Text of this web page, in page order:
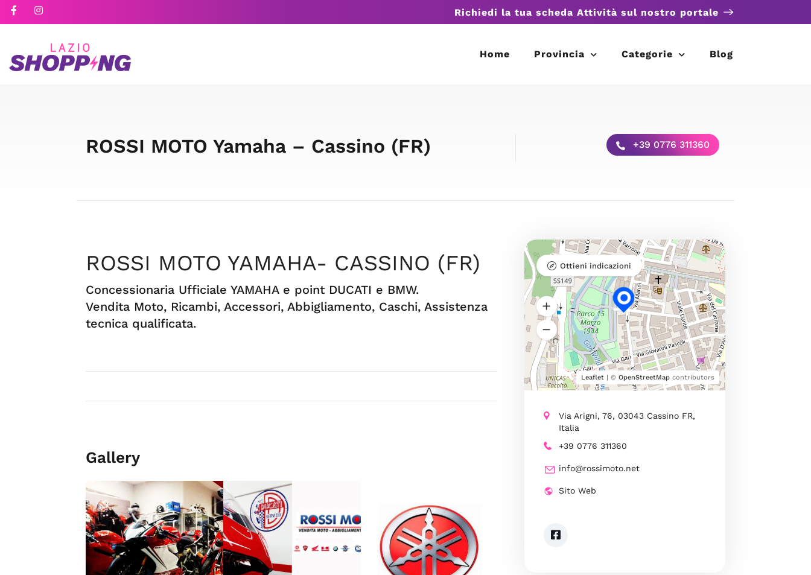
Richiedi la tua scheda Attività sul nostro portale
Home Provincia Categorie Blog
ROSSI MOTO Yamaha – Cassino (FR) +39 0776 311360
ROSSI MOTO YAMAHA- CASSINO (FR)
Concessionaria Ufficiale YAMAHA e point DUCATI e BMW.
Vendita Moto, Ricambi, Accessori, Abbigliamento, Caschi, Assistenza
tecnica qualificata.
Gallery
Leaflet| © OpenStreetMapcontributors
Ottieni indicazioni
Via Arigni, 76, 03043 Cassino FR,
Italia
+39 0776 311360
info@rossimoto.net
Sito Web